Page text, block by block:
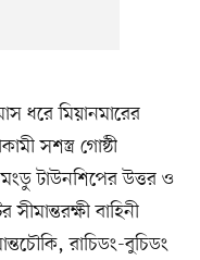
ধরে মিয়ানমারের
সশস্ত্র গোষ্ঠী
টাউনশিপের উত্তর ও
বাহিনী
রাচিডং-বুচিডং